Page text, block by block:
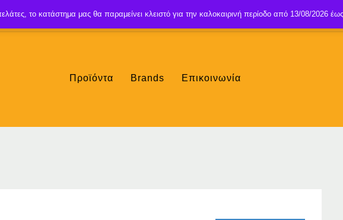
Προϊόντα Brands Επικοινωνία
το κατάστημα μας θα παραμείνει κλειστό για την καλοκαιρινή περίοδο από 13/08/2026